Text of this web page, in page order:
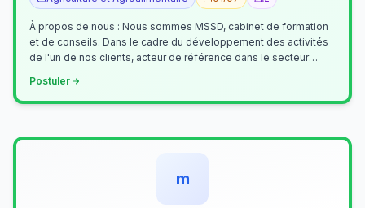
À propos de nous : Nous sommes MSSD, cabinet de formation
et de conseils. Dans le cadre du développement des activités
de l'un de nos clients, acteur de référence dans le secteur
Postuler
m